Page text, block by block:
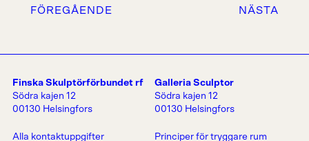
FÖREGÅENDE NÄSTA
Finska Skulptörförbundet rf
Södra kajen 12
00130 Helsingfors
Alla kontaktuppgifter
Galleria Sculptor
Södra kajen 12
00130 Helsingfors
Principer för tryggare rum